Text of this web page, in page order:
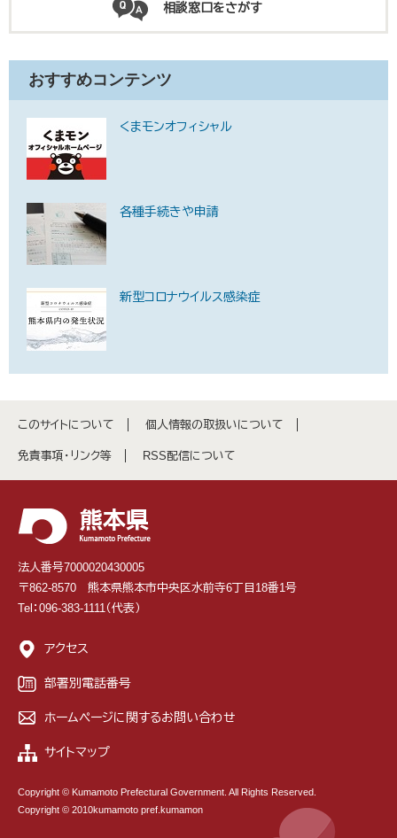
相談窓口をさがす
おすすめコンテンツ
くまモンオフィシャル
各種手続きや申請
新型コロナウイルス感染症
このサイトについて 個人情報の取扱いについて
免責事項・リンク等 RSS配信について
法人番号7000020430005
〒862-8570 熊本県熊本市中央区水前寺6丁目18番1号
Tel：096-383-1111（代表）
アクセス
部署別電話番号
ホームページに関するお問い合わせ
サイトマップ
Copyright © Kumamoto Prefectural Government. All Rights Reserved.
Copyright © 2010kumamoto pref.kumamon